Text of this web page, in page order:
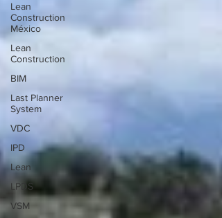
Lean
Construction
México
Lean
Construction
BIM
Last Planner
System
VDC
IPD
Lean
LPDS
VSM